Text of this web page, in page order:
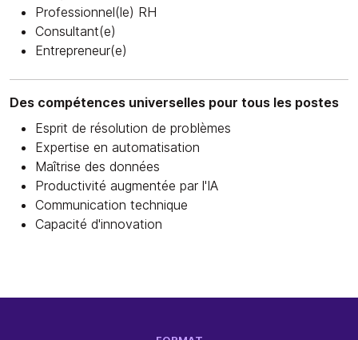
Professionnel(le) RH
Consultant(e)
Entrepreneur(e)
Des compétences universelles pour tous les postes
Esprit de résolution de problèmes
Expertise en automatisation
Maîtrise des données
Productivité augmentée par l'IA
Communication technique
Capacité d'innovation